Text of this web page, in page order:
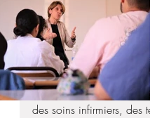
consulats.
Visite ensuite du
Pierre-Yves Le Brun.
l’Association Française
générale, de médecine
des soins infirmiers, des